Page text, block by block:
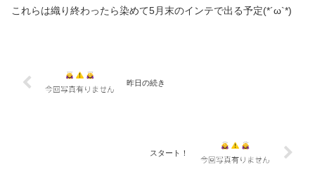
これらは織り終わったら染めて5月末のインテで出る予定(*´ω`*)
昨日の続き
スタート！